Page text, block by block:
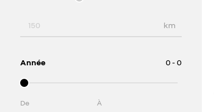
km
Année 0 - 0
De À